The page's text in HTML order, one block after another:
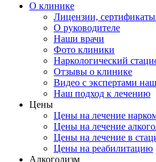
О клинике
Лицензии,
О руководителе
Наши врачи
Фото клиники
Наркологический
Отзывы о клинике
Видео c экспертами
Наш подход к лечению
Цены
Цены на лечение
Цены на лечение
Цены на лечение в
Цены на реабилитацию
Алкоголизм